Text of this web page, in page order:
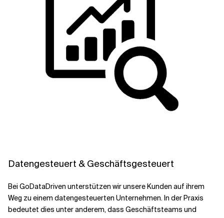
Datengesteuert & Geschäftsgesteuert
Bei GoDataDriven unterstützen wir unsere Kunden auf ihrem
Weg zu einem datengesteuerten Unternehmen. In der Praxis
bedeutet dies unter anderem, dass Geschäftsteams und